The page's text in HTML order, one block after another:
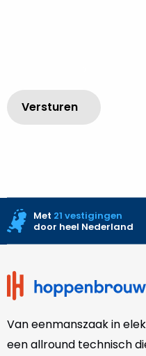
Site
Met 21 vestigingen
door heel Nederland
Van eenmanszaak in
een allround technisch